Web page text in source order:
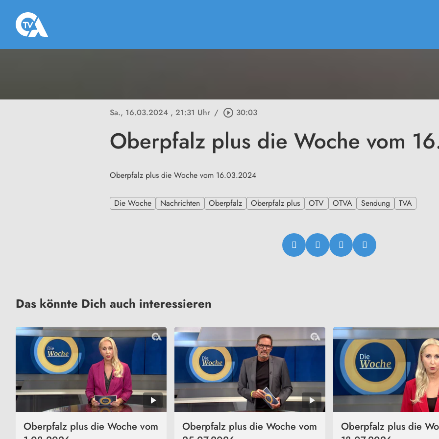
Sa., 16.03.2024 , 21:31 Uhr / play_circle_outline 30:03
Oberpfalz plus die Woche vom
Oberpfalz plus die Woche vom 16.03.2024
Die Woche Nachrichten Oberpfalz Oberpfalz plus OTV OTVA Sendung TVA
Das könnte Dich auch interessieren
Oberpfalz plus die Woche vom
Oberpfalz plus die Woche vom
Oberpfalz plus die